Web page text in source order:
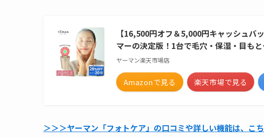
【16,500円オフ＆5,000円キャッシュ
マーの決定版！1台で毛穴・保湿・目も
ヤーマン楽天市場店
Amazonで見る 楽天市場で見る
＞＞＞ヤーマン「フォトケア」の口コミや詳しい機能は、こ